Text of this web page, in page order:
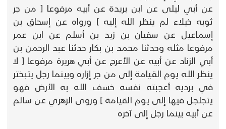
عن أبي ليلى عن ابن بريدة عن أبيه مرفوعا [ من جر
ثوبه خيلاء لم ينظر الله إليه ] ورواه عن إسحاق بن
إسماعيل عن سفيان بن زيد بن أسلم عن ابن عمر
مرفوعا مثله وحدثنا محمد بن بكار حدثنا عبد الرحمن بن
أبي الزناد عن أبيه عن الأعرج عن أبي هريرة مرفوعا [ لا
ينظر الله يوم القيامة إلى من جر إزاره وبينما رجل يتبختر
في برديه أعجبته نفسه خسف الله به الأرض فهو
يتجلجل فيها إلى يوم القيامة ] وروى الزهري عن سالم
عن أبيه بينما رجل إلى آخره